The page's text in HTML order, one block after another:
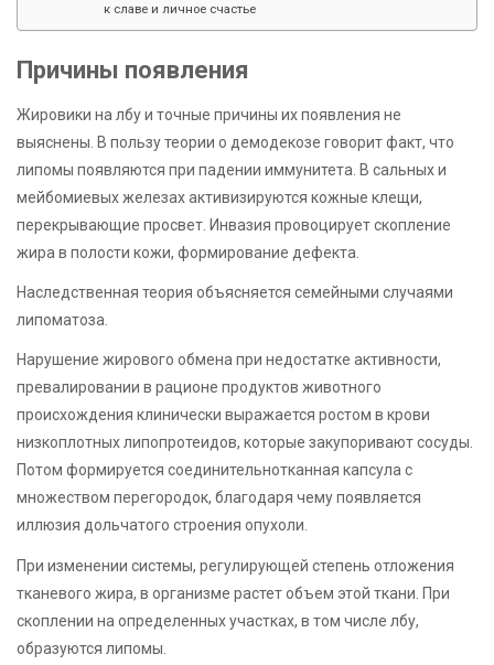
к славе и личное счастье
Причины появления
Жировики на лбу и точные причины их появления не
выяснены. В пользу теории о демодекозе говорит факт, что
липомы появляются при падении иммунитета. В сальных и
мейбомиевых железах активизируются кожные клещи,
перекрывающие просвет. Инвазия провоцирует скопление
жира в полости кожи, формирование дефекта.
Наследственная теория объясняется семейными случаями
липоматоза.
Нарушение жирового обмена при недостатке активности,
превалировании в рационе продуктов животного
происхождения клинически выражается ростом в крови
низкоплотных липопротеидов, которые закупоривают сосуды.
Потом формируется соединительнотканная капсула с
множеством перегородок, благодаря чему появляется
иллюзия дольчатого строения опухоли.
При изменении системы, регулирующей степень отложения
тканевого жира, в организме растет объем этой ткани. При
скоплении на определенных участках, в том числе лбу,
образуются липомы.